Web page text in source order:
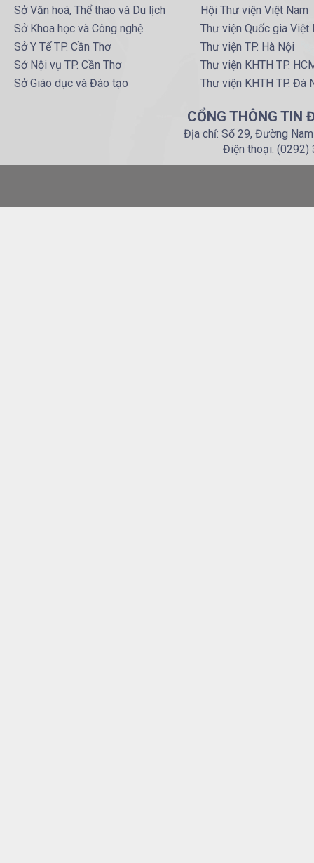
Sở Văn hoá, Thể thao và Du lịch
Sở Khoa học và Công nghệ
Sở Y Tế TP. Cần Thơ
Sở Nội vụ TP. Cần Thơ
Sở Giáo dục và Đào tạo
Hội Thư viện Việt Nam
Thư viện Quốc gia Việt
Thư viện TP. Hà Nội
Thư viện KHTH TP.
Thư viện KHTH TP. Đà
CỔNG THÔNG TIN
Địa chỉ: Số 29, Đường
Điện thoại: (0292)